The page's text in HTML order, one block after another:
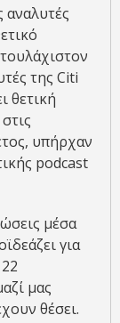
αναλυτές
της Citi
θετική
υπήρχαν
podcast
μέσα
για
μας
θέσει.